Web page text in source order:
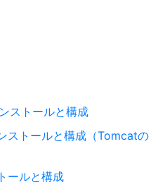
ストールと構成
ストールと構成（Tomcatの
ールと構成